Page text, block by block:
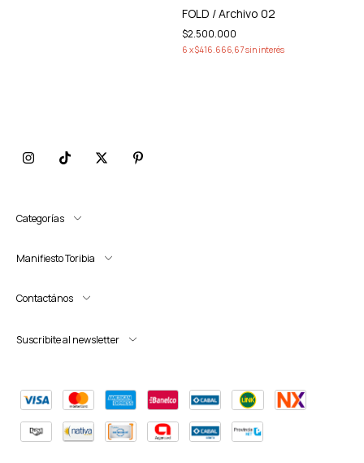
FOLD / Archivo 02
$2.500.000
6 x$416.666,67sin interés
Categorías
Manifiesto Toribia
Contactános
Suscribite al newsletter